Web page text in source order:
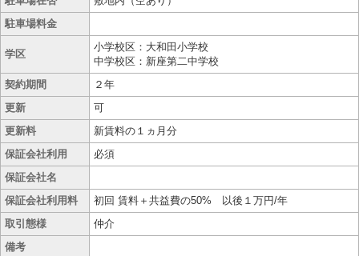
駐車場料金
学区
小学校区：大和田小学校
中学校区：新座第二中学校
契約期間
２年
更新
可
更新料
新賃料の１ヵ月分
保証会社利用
必須
保証会社名
保証会社利用料
初回 賃料＋共益費の50% 以後１万円/年
取引態様
仲介
備考